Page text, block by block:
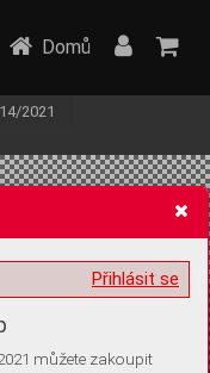
informací
Domů
14/2021
Přihlásit se
můžete zakoupit